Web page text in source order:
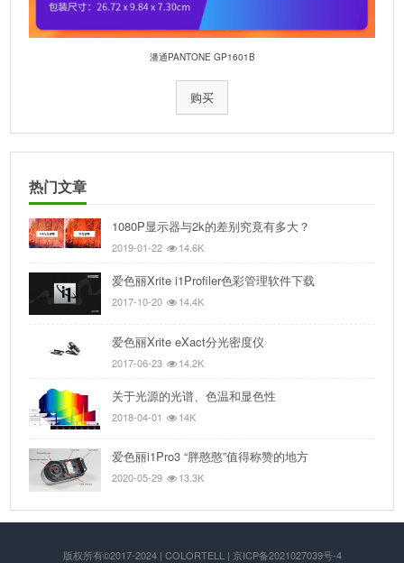
潘通PANTONE GP1601B
购买
热门文章
1080P显示器与2k的差别究竟有多大？
2019-01-22 14.6K
爱色丽Xrite i1Profiler色彩管理软件下载
2017-10-20 14.4K
爱色丽Xrite eXact分光密度仪
2017-06-23 14.2K
关于光源的光谱、色温和显色性
2018-04-01 14K
爱色丽i1Pro3 “胖憨憨”值得称赞的地方
2020-05-29 13.3K
版权所有©2017-2024 | COLORTELL | 京ICP备2021027039号-4